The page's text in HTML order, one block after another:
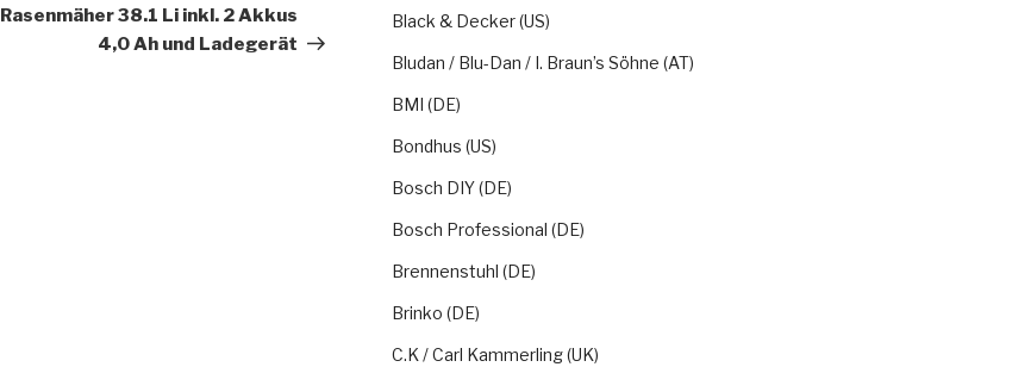
Rasenmäher 38.1 Li inkl. 2 Akkus
4,0 Ah und Ladegerät
Black & Decker (US)
Bludan / Blu-Dan / I. Braun’s Söhne (AT)
BMI (DE)
Bondhus (US)
Bosch DIY (DE)
Bosch Professional (DE)
Brennenstuhl (DE)
Brinko (DE)
C.K / Carl Kammerling (UK)